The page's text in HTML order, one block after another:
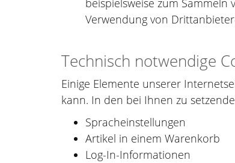
beispielsweise zum
Verwendung von
Technisch notwendige
Einige Elemente unserer
kann. In den bei Ihnen zu
Spracheinstellungen
Artikel in einem Warenkorb
Log-In-Informationen